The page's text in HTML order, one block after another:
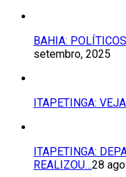
BAHIA:
setembro, 2025
ITAPETINGA:
ITAPETINGA:
REALIZOU…28